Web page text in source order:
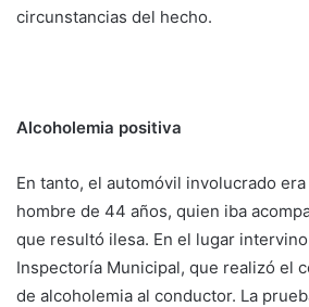
circunstancias del hecho.
Alcoholemia positiva
En tanto, el automóvil involucrado
hombre de 44 años, quien iba
que resultó ilesa. En el lugar
Inspectoría Municipal, que realizó el
de alcoholemia al conductor. La